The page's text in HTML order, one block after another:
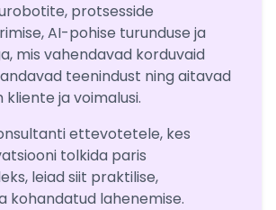
protsesside
AI-pohise turunduse ja
mis vahendavad korduvaid
teenindust ning aitavad
ja voimalusi.
ettevotetele, kes
tolkida paris
leiad siit praktilise,
kohandatud lahenemise.